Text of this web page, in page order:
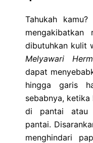
Tahukah
dibutuhkan kulit
Melyawari
dapat
hingga garis
sebabnya,
di pantai atau
pantai.
menghindari